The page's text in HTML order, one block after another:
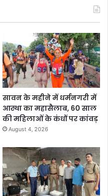
सावन के महीने में धर्मनगरी में
आस्था का महासैलाब, 60 साल
की महिलाओं के कंधों पर कांवड़
August 4, 2026